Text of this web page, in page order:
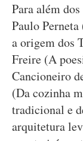
Para além
Paulo
a origem dos
Freire (A
Cancioneiro
(Da cozinha
tradicional e
arquitetura